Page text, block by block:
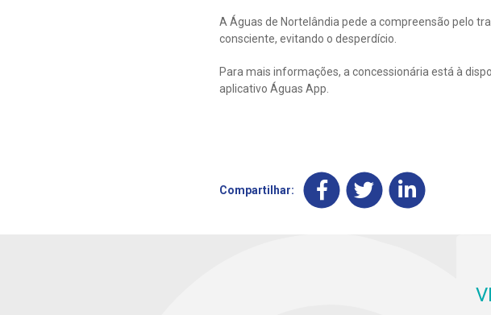
A Águas de Nortelândia pede a compreensão pelo
consciente, evitando o desperdício.
Para mais informações, a concessionária está à
aplicativo Águas App.
Compartilhar: